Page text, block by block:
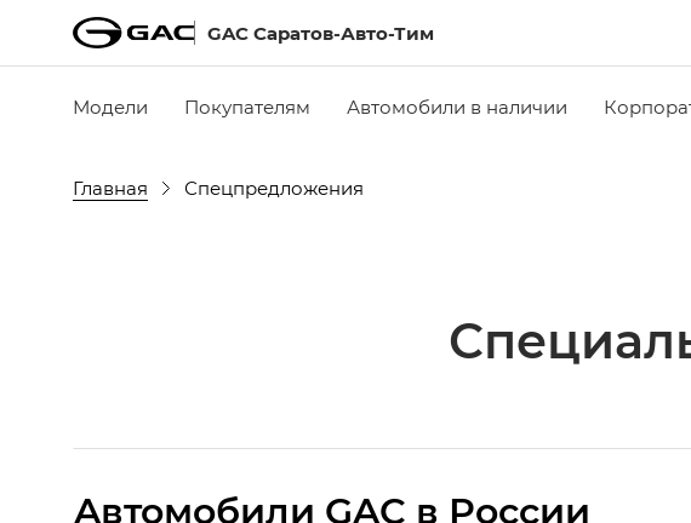
GAC Саратов-Авто-Тим
Модели Покупателям Автомобили в наличии
Главная Спецпредложения
Aвтомобили GAC в России